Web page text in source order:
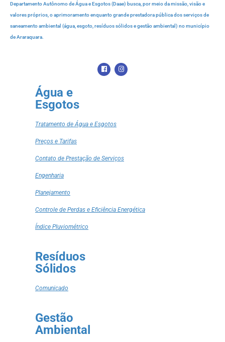
Departamento Autônomo de Água e Esgotos (Daae) busca, por meio da missão, visão e
valores próprios, o aprimoramento enquanto grande prestadora pública dos serviços de
saneamento ambiental (água, esgoto, resíduos sólidos e gestão ambiental) no município
de Araraquara.
Água e
Esgotos
Tratamento de Água e Esgotos
Preços e Tarifas
Contato de Prestação de Serviços
Engenharia
Planejamento
Controle de Perdas e Eficiência Energética
Índice Pluviométrico
Resíduos
Sólidos
Comunicado
Gestão
Ambiental